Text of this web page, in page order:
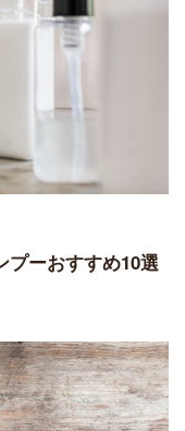
プーおすすめ10選